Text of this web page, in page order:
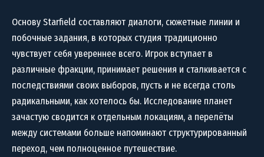
Основу Starfield составляют диалоги, сюжетные линии и
побочные задания, в которых студия традиционно
чувствует себя увереннее всего. Игрок вступает в
различные фракции, принимает решения и сталкивается с
последствиями своих выборов, пусть и не всегда столь
радикальными, как хотелось бы. Исследование планет
зачастую сводится к отдельным локациям, а перелёты
между системами больше напоминают структурированный
переход, чем полноценное путешествие.